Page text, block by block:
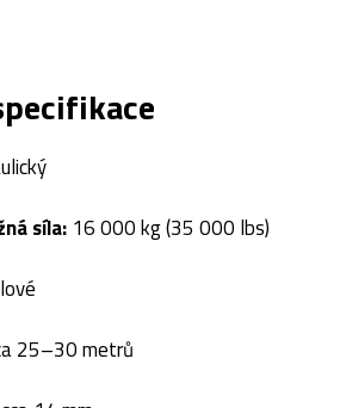
síla: 16 000 kg (35 000 lbs)
25–30 metrů